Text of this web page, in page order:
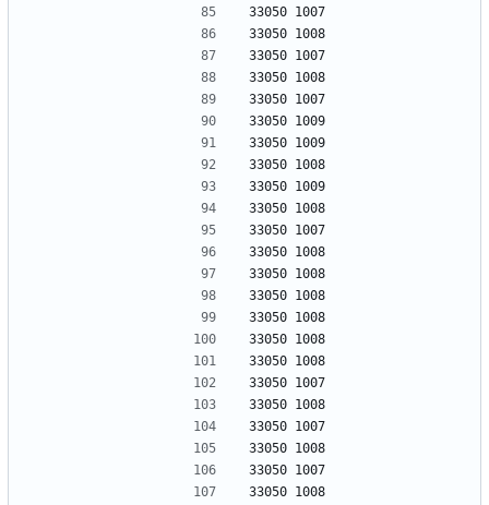
33050 1007
33050 1008
33050 1007
33050 1008
33050 1007
33050 1009
33050 1009
33050 1008
33050 1009
33050 1008
33050 1007
33050 1008
33050 1008
33050 1008
33050 1008
33050 1008
33050 1008
33050 1007
33050 1008
33050 1007
33050 1008
33050 1007
33050 1008